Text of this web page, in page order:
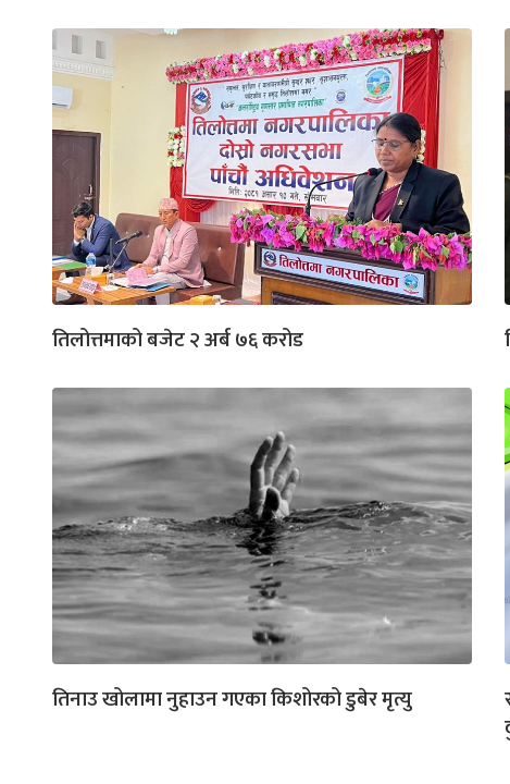
तिलोत्तमाको बजेट २ अर्ब ७६ करोड
तिनाउ खोलामा नुहाउन गएका किशोरको डुबेर मृत्यु